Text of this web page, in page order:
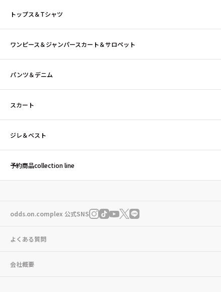
トップス＆Tシャツ
ワンピース＆ジャンパースカート＆サロペット
パンツ＆デニム
スカート
ジレ＆ベスト
予約商品collection line
odds.on.complex 公式SNS
よくある質問
会社概要